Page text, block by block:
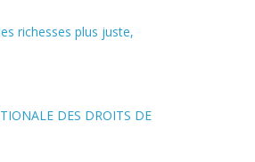
richesses plus juste,
DES DROITS DE